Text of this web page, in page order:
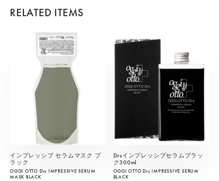
RELATED ITEMS
インプレッシブ セラムマスク ブ
ラック
OGGI OTTO Drs IMPRESSIVE SERUM
MASK BLACK
Drsインプレッシブセラムブラッ
ク300ml
OGGI OTTO Drs IMPRESSIVE SERUM
BLACK